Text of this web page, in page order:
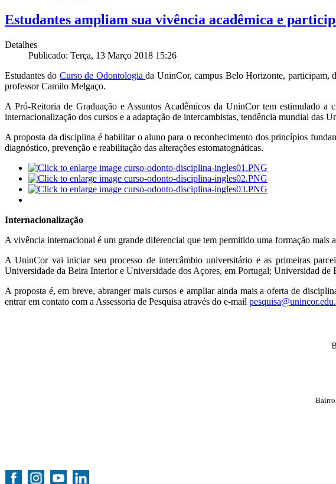
Estudantes ampliam sua vivência acadêmica e
Detalhes
Publicado: Terça, 13 Março 2018 15:26
Estudantes do Curso de Odontologiada UninCor, campus Belo Horizonte, participam,
professor Camilo Melgaço.
A Pró-Reitoria de Graduação e Assuntos Acadêmicos da UninCor tem estimulado
internacionalização dos cursos e a adaptação de intercambistas, tendência mundial das
A proposta da disciplina é habilitar o aluno para o reconhecimento dos princípios
diagnóstico, prevenção e reabilitação das alterações estomatognáticas.
Internacionalização
A vivência internacional é um grande diferencial que tem permitido uma formação mais
A UninCor vai iniciar seu processo de intercâmbio universitário e as primeiras
Universidade da Beira Interior e Universidade dos Açores, em Portugal; Universidad
A proposta é, em breve, abranger mais cursos e ampliar ainda mais a oferta de
entrar em contato com a Assessoria de Pesquisa através do e-mail